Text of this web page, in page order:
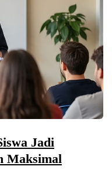
Jadi
Maksimal